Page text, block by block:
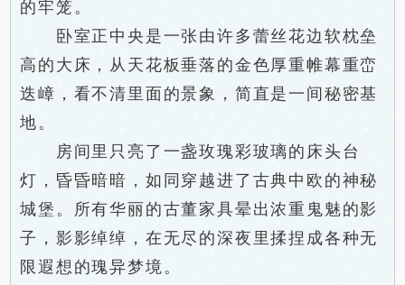
的牢笼。
卧室正中央是一张由许多蕾丝花边软枕垒
高的大床，从天花板垂落的金色厚重帷幕重峦
迭嶂，看不清里面的景象，简直是一间秘密基
地。
房间里只亮了一盏玫瑰彩玻璃的床头台
灯，昏昏暗暗，如同穿越进了古典中欧的神秘
城堡。所有华丽的古董家具晕出浓重鬼魅的影
子，影影绰绰，在无尽的深夜里揉捏成各种无
限遐想的瑰异梦境。